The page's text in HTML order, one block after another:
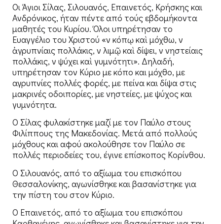
Οι Άγιοι Σίλας, Σιλουανός, Επαινετός, Κρήσκης και
Ανδρόνικος, ήταν πέντε από τούς εβδομήκοντα
μαθητές του Κυρίου. Όλοι υπηρέτησαν το
Ευαγγέλιο του Χριστού «ἐν κόπῳ καὶ μόχθω, ἐν
ἀγρυπνίαις πολλάκις, ἐν λιμῷ καὶ δίψει, ἐν νηστείαις
πολλάκις, ἐν ψύχει καὶ γυμνότητι». Δηλαδή,
υπηρέτησαν τον Κύριο με κόπο και μόχθο, με
αγρυπνίες πολλές φορές, με πείνα και δίψα στις
μακρινές οδοιπορίες, με νηστείες, με ψύχος και
γυμνότητα.
Ο Σίλας φυλακίστηκε μαζί με τον Παύλο στους
Φιλίππους της Μακεδονίας. Μετά από πολλούς
μόχθους και αφού ακολούθησε τον Παύλο σε
πολλές περιοδείες του, έγινε επίσκοπος Κορίνθου.
Ο Σιλουανός, από το αξίωμα του επισκόπου
Θεσσαλονίκης, αγωνίσθηκε και βασανίστηκε για
την πίστη του στον Κύριο.
Ο Επαινετός, από το αξίωμα του επισκόπου